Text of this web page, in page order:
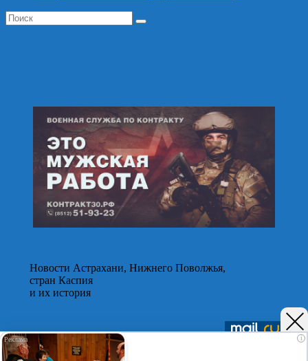
Новости Астрахани, Нижнего Поволжья,
стран Каспия
и их история
i
Подписывайтесь на нас в